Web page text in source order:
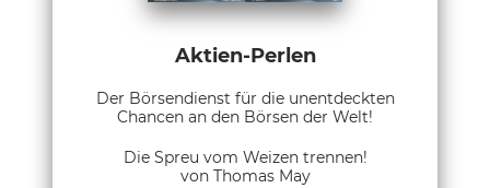
Aktien-Perlen
Der Börsendienst für die unentdeckten
Chancen an den Börsen der Welt!
Die Spreu vom Weizen trennen!
von Thomas May